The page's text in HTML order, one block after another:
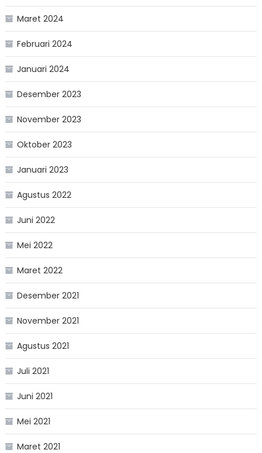
Maret 2024
Februari 2024
Januari 2024
Desember 2023
November 2023
Oktober 2023
Januari 2023
Agustus 2022
Juni 2022
Mei 2022
Maret 2022
Desember 2021
November 2021
Agustus 2021
Juli 2021
Juni 2021
Mei 2021
Maret 2021